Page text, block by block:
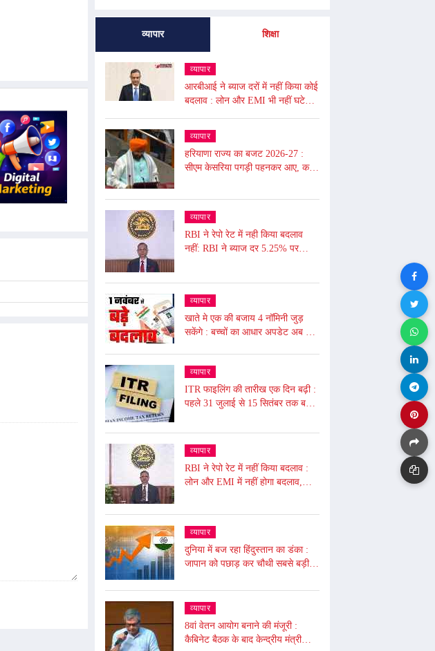
व्यापार शिक्षा
व्यापार
आरबीआई ने ब्याज दरों में नहीं किया कोई
बदलाव : लोन और EMI भी नहीं घटेगी,
बाजार में उथल-पुथल के चलते महंगाई
बढ़ी
व्यापार
हरियाणा राज्य का बजट 2026-27 :
सीएम केसरिया पगड़ी पहनकर आए, कहा
व्यापार
RBI ने रेपो रेट में नही किया बदलाव
नहीं: RBI ने ब्याज दर 5.25% पर
व्यापार
खाते मे एक की बजाय 4 नॉमिनी जुड़
सकेंगे : बच्चों का आधार अपडेट अब होगा
व्यापार
ITR फाइलिंग की तारीख एक दिन बढ़ी :
पहले 31 जुलाई से 15 सितंबर तक बढ़ाई
घंटे बंद रहेगा पोर्टल बंद
व्यापार
RBI ने रेपो रेट में नहीं किया बदलाव :
लोन और EMI में नहीं होगा बदलाव,
व्यापार
दुनिया में बज रहा हिंदुस्तान का डंका :
जापान को पछाड़ कर चौथी सबसे बड़ी
अर्थव्यवस्था
व्यापार
8वां वेतन आयोग बनाने की मंजूरी :
कैबिनेट बैठक के बाद केन्द्रीय मंत्री